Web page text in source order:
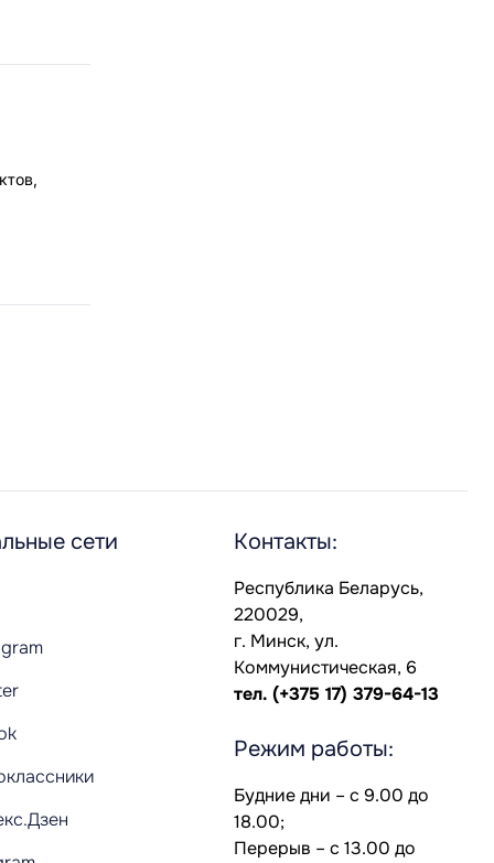
сети Контакты:
Республика Беларусь,
220029,
г. Минск, ул.
Коммунистическая, 6
тел. (+375 17) 379-64-13
Режим работы:
Будние дни – с 9.00 до
18.00;
Перерыв – с 13.00 до